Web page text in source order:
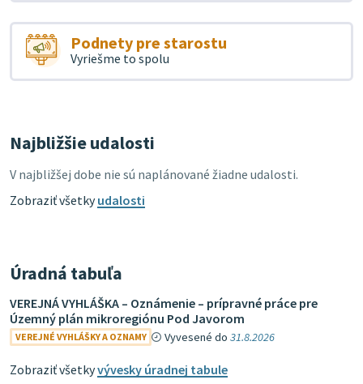
Podnety pre starostu
Vyriešme to spolu
Najbližšie udalosti
V najbližšej dobe nie sú naplánované žiadne udalosti.
Zobraziť všetkyudalosti
Úradná tabuľa
VEREJNÁ VYHLÁŠKA – Oznámenie – prípravné práce pre
Územný plán mikroregiónu Pod Javorom
VEREJNÉ VYHLÁŠKY A OZNAMY Vyvesené do31.8.2026
Zobraziť všetkyvývesky úradnej tabule